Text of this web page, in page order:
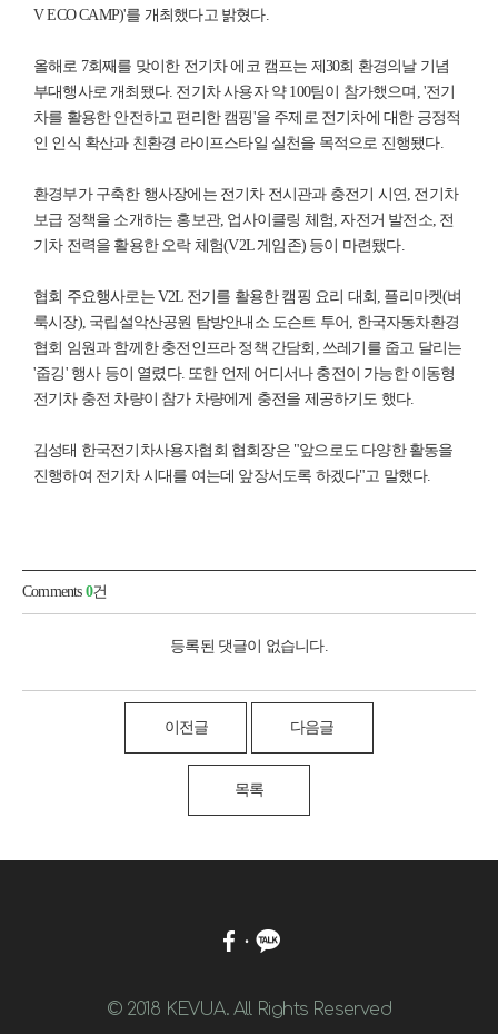
V ECO CAMP)'를 개최했다고 밝혔다.
올해로 7회째를 맞이한 전기차 에코 캠프는 제30회 환경의날 기념
부대행사로 개최됐다. 전기차 사용자 약 100팀이 참가했으며, '전기
차를 활용한 안전하고 편리한 캠핑'을 주제로 전기차에 대한 긍정적
인 인식 확산과 친환경 라이프스타일 실천을 목적으로 진행됐다.
환경부가 구축한 행사장에는 전기차 전시관과 충전기 시연, 전기차
보급 정책을 소개하는 홍보관, 업사이클링 체험, 자전거 발전소, 전
기차 전력을 활용한 오락 체험(V2L 게임존) 등이 마련됐다.
협회 주요행사로는 V2L 전기를 활용한 캠핑 요리 대회, 플리마켓(벼
룩시장), 국립설악산공원 탐방안내소 도슨트 투어, 한국자동차환경
협회 임원과 함께한 충전인프라 정책 간담회, 쓰레기를 줍고 달리는
'줍깅' 행사 등이 열렸다. 또한 언제 어디서나 충전이 가능한 이동형
전기차 충전 차량이 참가 차량에게 충전을 제공하기도 했다.
김성태 한국전기차사용자협회 협회장은 "앞으로도 다양한 활동을
진행하여 전기차 시대를 여는데 앞장서도록 하겠다"고 말했다.
Comments 0건
등록된 댓글이 없습니다.
이전글 다음글
목록
© 2018 KEVUA. All Rights Reserved